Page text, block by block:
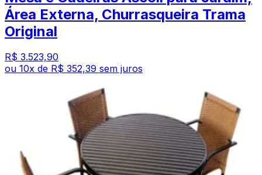
Área Externa, Churrasqueira Trama
Original
R$ 3.523,90
ou 10x de R$ 352,39 sem juros